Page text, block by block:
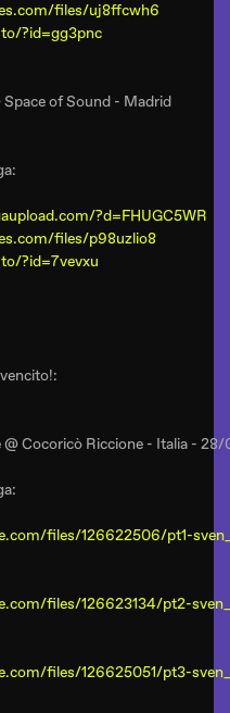
files/uj8ffcwh6
?id=gg3pnc
of Sound - Madrid
?d=FHUGC5WR
files/p98uzlio8
?id=7vevxu
@ Cocoricò Riccione - Italia -
files/126622506/pt1-
files/126623134/pt2-
files/126625051/pt3-